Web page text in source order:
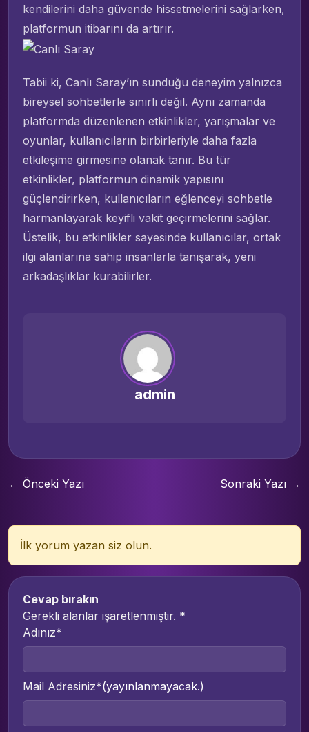
kendilerini daha güvende hissetmelerini sağlarken,
platformun itibarını da artırır.
Tabii ki, Canlı Saray’ın sunduğu deneyim yalnızca
bireysel sohbetlerle sınırlı değil. Aynı zamanda
platformda düzenlenen etkinlikler, yarışmalar ve
oyunlar, kullanıcıların birbirleriyle daha fazla
etkileşime girmesine olanak tanır. Bu tür
etkinlikler, platformun dinamik yapısını
güçlendirirken, kullanıcıların eğlenceyi sohbetle
harmanlayarak keyifli vakit geçirmelerini sağlar.
Üstelik, bu etkinlikler sayesinde kullanıcılar, ortak
ilgi alanlarına sahip insanlarla tanışarak, yeni
arkadaşlıklar kurabilirler.
admin
← Önceki Yazı Sonraki Yazı →
İlk yorum yazan siz olun.
Cevap bırakın
Gerekli alanlar işaretlenmiştir. *
Adınız*
Mail Adresiniz*(yayınlanmayacak.)